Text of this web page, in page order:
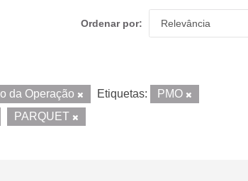
Ordenar por
da Operação Etiquetas:
PMO
PARQUET